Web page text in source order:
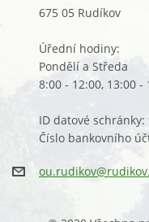
675 05 Rudíkov
Úřední hodiny:
Pondělí a Středa
8:00 - 12:00, 13:00 -
ID datové
Číslo bankovního
ou.rudikov@rudik